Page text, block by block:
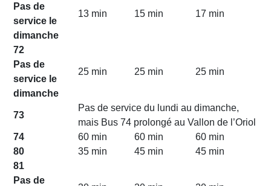
Pas de
service le
dimanche
13 min 15 min 17 min
72
Pas de
service le
dimanche
25 min 25 min 25 min
73
Pas de service du lundi au dimanche,
mais Bus 74 prolongé au Vallon de l’Oriol
74
60 min 60 min
60 min
80
35 min 45 min
45 min
81
Pas de